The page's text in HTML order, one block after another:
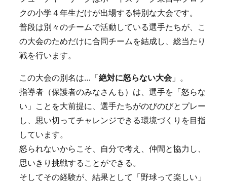
クの小学４年生だけが出場する特別な大会です。
普段は別々のチームで活動している選手たちが、こ
の大会のためだけに合同チームを結成し、総当たり
戦を行います。
この大会の別名は…「絶対に怒らない大会」。
指導者（保護者のみなさんも）は、選手を「怒らな
い」ことを大前提に、選手たちがのびのびとプレー
し、思い切ってチャレンジできる環境づくりを目指
しています。
怒られないからこそ、自分で考え、仲間と協力し、
思いきり挑戦することができる。
そしてその経験が、結果として「野球って楽しい」